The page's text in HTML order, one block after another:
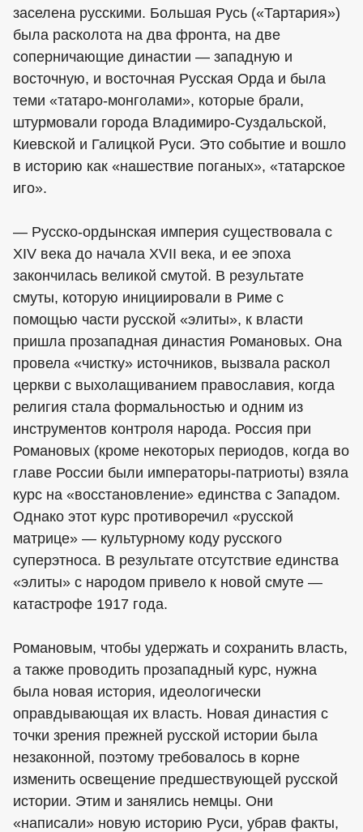
заселена русскими. Большая Русь («Тартария»)
была расколота на два фронта, на две
соперничающие династии — западную и
восточную, и восточная Русская Орда и была
теми «татаро-монголами», которые брали,
штурмовали города Владимиро-Суздальской,
Киевской и Галицкой Руси. Это событие и вошло
в историю как «нашествие поганых», «татарское
иго».
— Русско-ордынская империя существовала с
XIV века до начала XVII века, и ее эпоха
закончилась великой смутой. В результате
смуты, которую инициировали в Риме с
помощью части русской «элиты», к власти
пришла прозападная династия Романовых. Она
провела «чистку» источников, вызвала раскол
церкви с выхолащиванием православия, когда
религия стала формальностью и одним из
инструментов контроля народа. Россия при
Романовых (кроме некоторых периодов, когда во
главе России были императоры-патриоты) взяла
курс на «восстановление» единства с Западом.
Однако этот курс противоречил «русской
матрице» — культурному коду русского
суперэтноса. В результате отсутствие единства
«элиты» с народом привело к новой смуте —
катастрофе 1917 года.
Романовым, чтобы удержать и сохранить власть,
а также проводить прозападный курс, нужна
была новая история, идеологически
оправдывающая их власть. Новая династия с
точки зрения прежней русской истории была
незаконной, поэтому требовалось в корне
изменить освещение предшествующей русской
истории. Этим и занялись немцы. Они
«написали» новую историю Руси, убрав факты,